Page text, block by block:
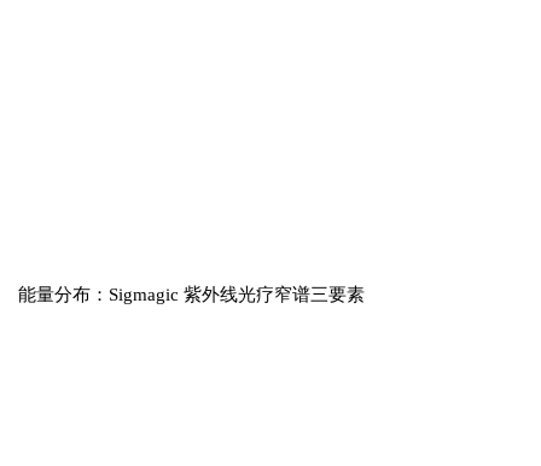
能量分布：Sigmagic 紫外线光疗窄谱三要素